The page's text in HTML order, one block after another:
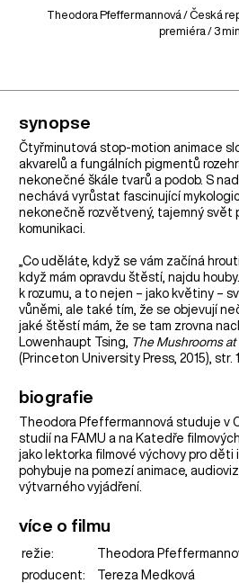
Theodora Pfeffermannová /Česká
premiéra / 3 min.
synopse
Čtyřminutová stop-motion animace
akvarelů a fungálních pigmentů
nekonečné škále tvarů a podob. S
nechává vyrůstat fascinující
nekonečně rozvětvený, tajemný svět
komunikaci.
„Co uděláte, když se vám začíná
když mám opravdu štěstí, najdu
k rozumu, a to nejen – jako květiny –
vůněmi, ale také tím, že se objevují
jaké štěstí mám, že se tam zrovna
Lowenhaupt Tsing,
The Mushrooms
(Princeton University Press, 2015), str. 1.
biografie
Theodora Pfeffermannová studuje v
studií na FAMU a na Katedře
jako lektorka filmové výchovy pro děti
pohybuje na pomezí animace,
výtvarného vyjádření.
více o filmu
režie:
Theodora
producent:
Tereza Medková